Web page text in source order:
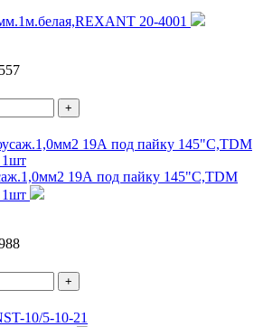
20-4001
+
19А под пайку 145"С,TDM
1шт
+